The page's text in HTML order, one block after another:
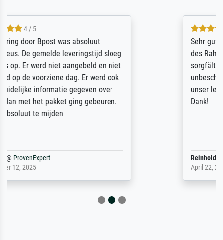
Sehr gute Qualität des Leinwanddrucks und
des Rahmens! Unser Bild wurde sehr
sorgfältig und sicher verpackt, so dass es
unbeschadet bei uns ankam. Es wird nicht
unser letzter Meisterdruck sein. Vielen
Dank!
Reinhold,